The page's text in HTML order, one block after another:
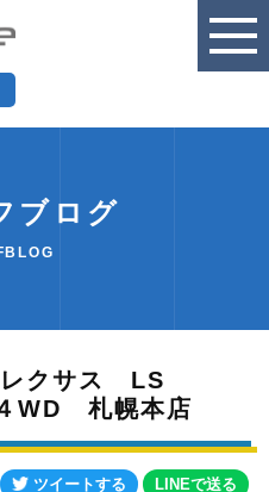
ブログ
レクサス LS
WD 札幌本店
ツイートする LINEで送る